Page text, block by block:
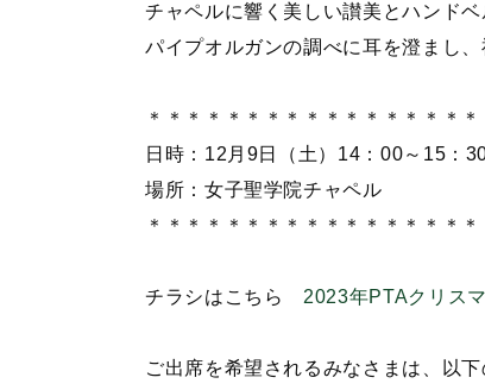
チャペルに響く美しい讃美とハンド
パイプオルガンの調べに耳を澄まし
＊＊＊＊＊＊＊＊＊＊＊＊＊＊＊＊
日時：12月9日（土）14：00～15：
場所：女子聖学院チャペル
＊＊＊＊＊＊＊＊＊＊＊＊＊＊＊＊
チラシはこちら 2023年PTAクリス
ご出席を希望されるみなさまは、以